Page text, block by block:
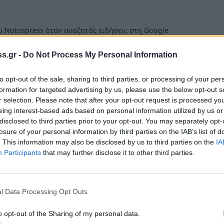
- Do Not Process My Personal Information
opt-out of the sale, sharing to third parties, or processing of your
for targeted advertising by us, please use the below opt-out
selection. Please note that after your opt-out request is processed
interest-based ads based on personal information utilized by us
to third parties prior to your opt-out. You may separately
of your personal information by third parties on the IAB’s list of
This information may also be disclosed by us to third parties on the
Participants that may further disclose it to other third parties.
Data Processing Opt Outs
opt-out of the Sharing of my personal data.
όταν αναζητάς ειδήσεις στη Google
ως προτιμώμενη πηγή
αποτελέσματα της Google
διάγνωση και πρόληψη διενεργεί
Υπέρτασης, Δυσλιπιδαιμίας και
στο Αγροτικό Ιατρείο Απιδιάς (10:30
2012, στο Αγροτικό Ιατρείο Αγίου